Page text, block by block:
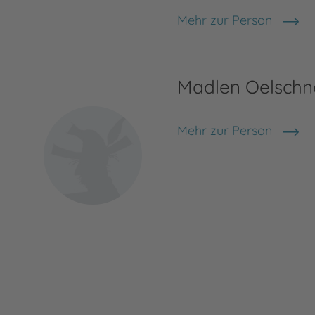
Mehr zur Person
Magdalena Gammel
Madlen
Mehr zur Person
Madlen Oelschner